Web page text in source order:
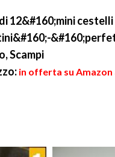
riguarda i...
12&#160;mini
Scampi
in offerta su Amazon